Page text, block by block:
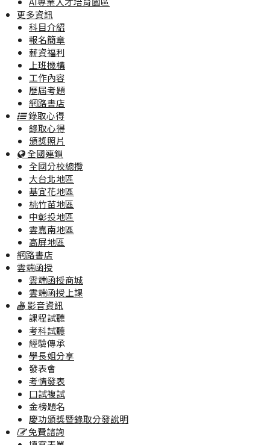
AI專業人才培育園區
更多資訊
科目介紹
報名簡章
薪資福利
上班機構
工作內容
歷屆考題
網路書店
錄取心得
錄取心得
頒獎照片
全國連鎖
全國分校總攬
大台北地區
基宜花地區
桃竹苗地區
中彰投地區
雲嘉南地區
高屏地區
網路書店
雲端函授
雲端函授商城
雲端函授上課
影音資訊
課程試聽
考科試聽
經驗傳承
學長姐分享
發表會
考情發表
口試複試
金榜題名
慶功頒獎暨錄取分發說明
免費諮詢